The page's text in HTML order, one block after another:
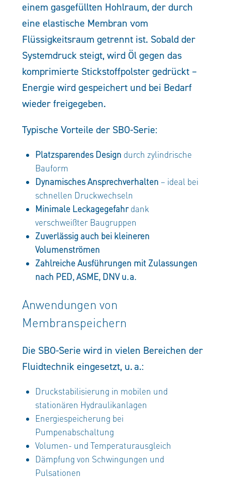
einem gasgefüllten Hohlraum, der durch
eine elastische Membran vom
Flüssigkeitsraum getrennt ist. Sobald der
Systemdruck steigt, wird Öl gegen das
komprimierte Stickstoffpolster gedrückt –
Energie wird gespeichert und bei Bedarf
wieder freigegeben.
Typische Vorteile der SBO-Serie:
Platzsparendes Design durch zylindrische
Bauform
Dynamisches Ansprechverhalten – ideal bei
schnellen Druckwechseln
Minimale Leckagegefahrdank
verschweißter Baugruppen
Zuverlässig auch bei kleineren
Volumenströmen
Zahlreiche Ausführungen mit Zulassungen
nach PED, ASME, DNV u. a.
Anwendungen von
Membranspeichern
Die SBO-Serie wird in vielen Bereichen der
Fluidtechnik eingesetzt, u. a.:
Druckstabilisierung in mobilen und
stationären Hydraulikanlagen
Energiespeicherung bei
Pumpenabschaltung
Volumen- und Temperaturausgleich
Dämpfung von Schwingungen und
Pulsationen